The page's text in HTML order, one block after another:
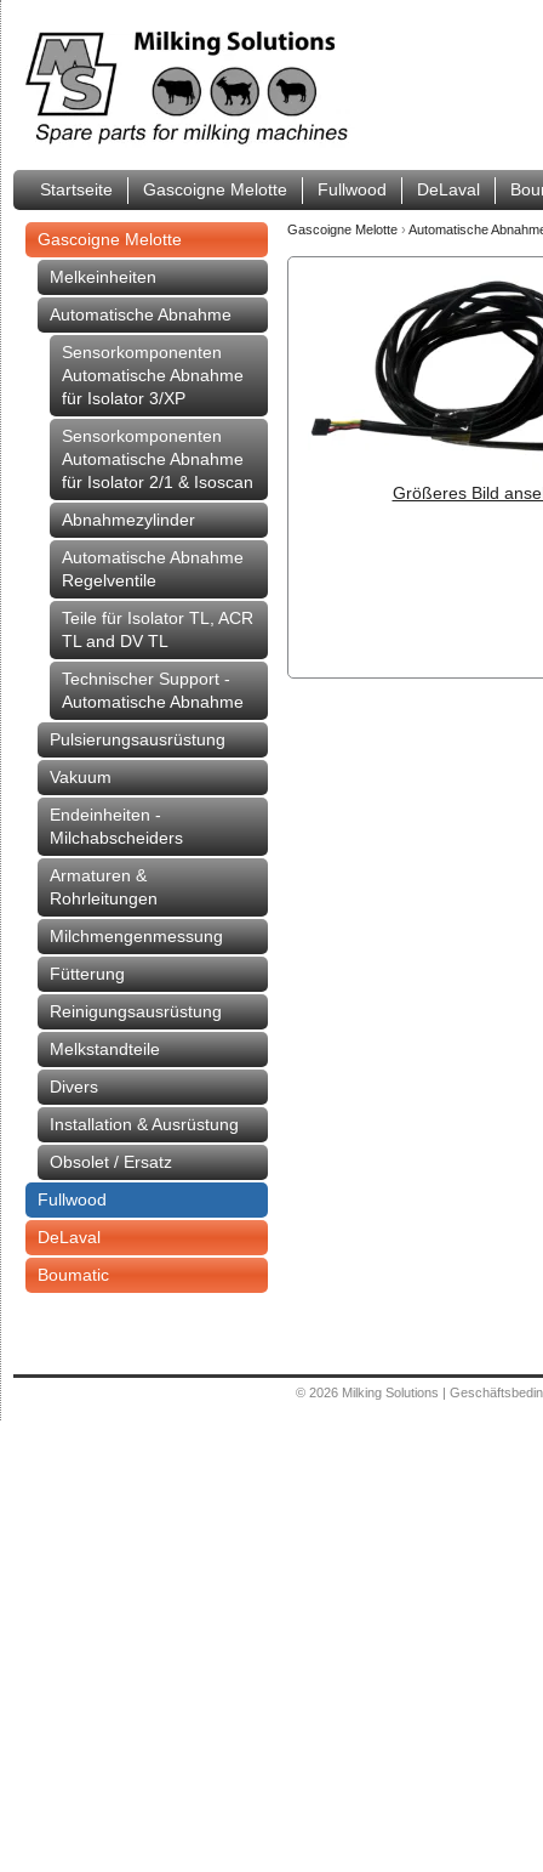
Startseite Gascoigne Melotte Fullwood DeLaval
Gascoigne Melotte
Melkeinheiten
Automatische Abnahme
Sensorkomponenten
Automatische Abnahme
für Isolator 3/XP
Sensorkomponenten
Automatische Abnahme
für Isolator 2/1 & Isoscan
Abnahmezylinder
Automatische Abnahme
Regelventile
Teile für Isolator TL, ACR
TL and DV TL
Technischer Support -
Automatische Abnahme
Pulsierungsausrüstung
Vakuum
Endeinheiten -
Milchabscheiders
Armaturen &
Rohrleitungen
Milchmengenmessung
Fütterung
Reinigungsausrüstung
Melkstandteile
Divers
Installation & Ausrüstung
Obsolet / Ersatz
Fullwood
DeLaval
Boumatic
Gascoigne Melotte › Automatische
Größeres Bild
© 2026 Milking Solutions |